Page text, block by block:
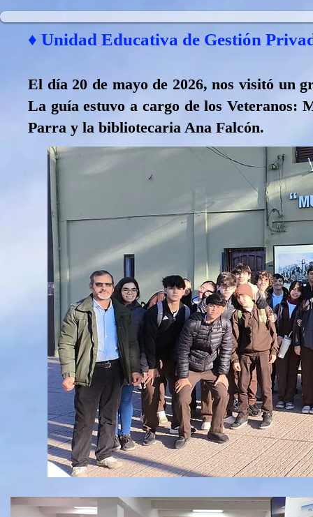
♦ Unidad Educativa de Gestión
El día 20 de mayo de 2026, nos visitó un
La guía estuvo a cargo de los
Parra y la bibliotecaria Ana Falcón.